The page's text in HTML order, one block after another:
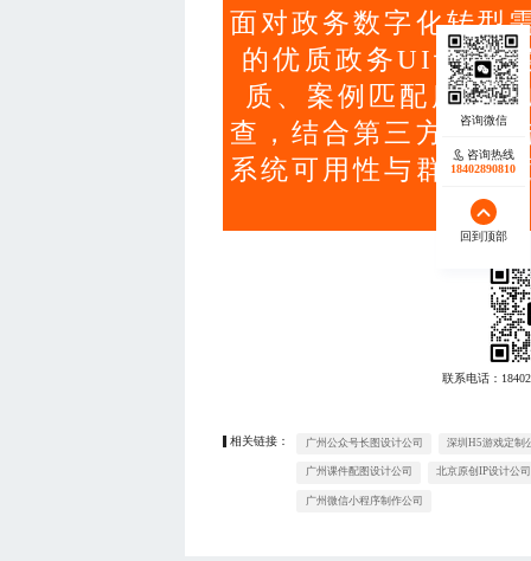
面对政务数字化转型
的优质政务UI设计
质、案例匹配度、
查，结合第三方评测
系统可用性与群众满
联系电话：
相关链接： 广州公众号长图设计公司 深圳H5游戏定制
广州课件配图设计公司 北京原创IP设计公司
广州微信小程序制作公司
咨询热线
18402890810
回到顶部